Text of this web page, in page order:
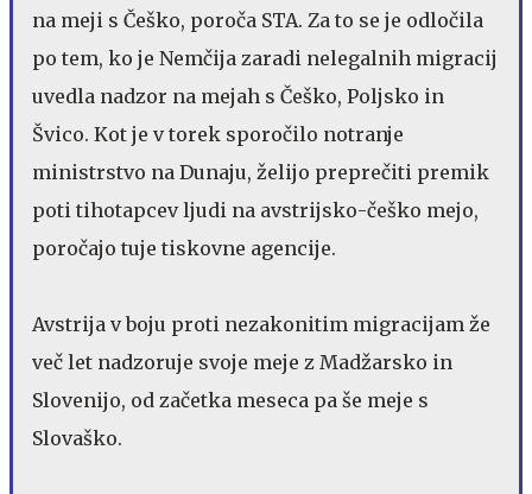
na meji s Češko, poroča STA. Za to se je odločila
po tem, ko je Nemčija zaradi nelegalnih migracij
uvedla nadzor na mejah s Češko, Poljsko in
Švico. Kot je v torek sporočilo notranje
ministrstvo na Dunaju, želijo preprečiti premik
poti tihotapcev ljudi na avstrijsko-češko mejo,
poročajo tuje tiskovne agencije.
Avstrija v boju proti nezakonitim migracijam že
več let nadzoruje svoje meje z Madžarsko in
Slovenijo, od začetka meseca pa še meje s
Slovaško.